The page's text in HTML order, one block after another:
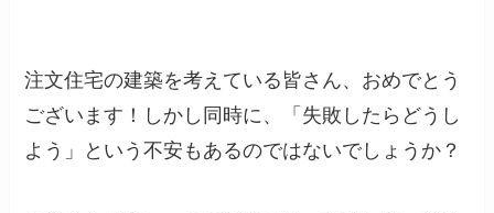
注文住宅の建築を考えている皆さん、おめでとう
ございます！しかし同時に、「失敗したらどうし
よう」という不安もあるのではないでしょうか？